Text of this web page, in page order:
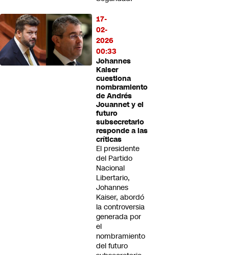
17-
02-
2026
00:33
Johannes
Kaiser
cuestiona
nombramiento
de Andrés
Jouannet y el
futuro
subsecretario
responde a las
críticas
El presidente
del Partido
Nacional
Libertario,
Johannes
Kaiser, abordó
la controversia
generada por
el
nombramiento
del futuro